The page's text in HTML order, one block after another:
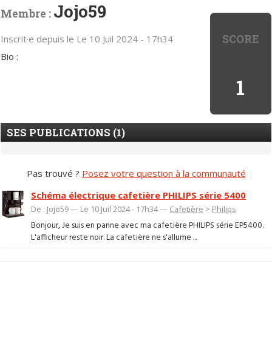
SCORE
1
Membre : Jojo59
Inscrit·e depuis le Le 10 Juil 2024 - 17h34
Bio :
SES PUBLICATIONS (1)
Pas trouvé ? Posez votre question à la communauté
Schéma électrique cafetière PHILIPS série 5400
De : Jojo59 — Le 10 Juil 2024 - 17h34 — Cafetière > Philips
Bonjour, Je suis en panne avec ma cafetière PHILIPS série EP5400.
L'afficheur reste noir. La cafetière ne s'allume ...